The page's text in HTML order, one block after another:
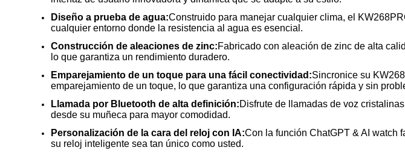
Diseño a prueba de agua:Construido para manejar cualquier clima, el
cualquier entorno donde la resistencia al agua es esencial.
Construcción de aleaciones de zinc:Fabricado con aleación de zinc de alta
lo que garantiza un rendimiento duradero.
Emparejamiento de un toque para una fácil conectividad:Sincronice su
emparejamiento de un toque, lo que garantiza una configuración rápida y sin
Llamada por Bluetooth de alta definición:Disfrute de llamadas de voz
desde su muñeca para mayor comodidad.
Personalización de la cara del reloj con IA:Con la función ChatGPT & AI watch
su reloj inteligente sea tan único como usted.